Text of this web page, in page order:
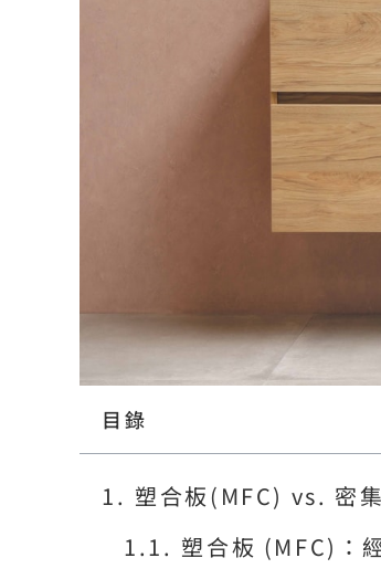
目錄
塑合板(MFC) vs. 密
塑合板 (MFC)：